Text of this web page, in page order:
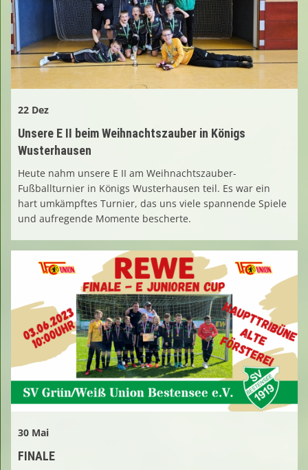
22 Dez
Unsere E II beim Weihnachtszauber in Königs
Wusterhausen
Heute nahm unsere E II am Weihnachtszauber-
Fußballturnier in Königs Wusterhausen teil. Es war ein
hart umkämpftes Turnier, das uns viele spannende Spiele
und aufregende Momente bescherte.
30 Mai
FINALE